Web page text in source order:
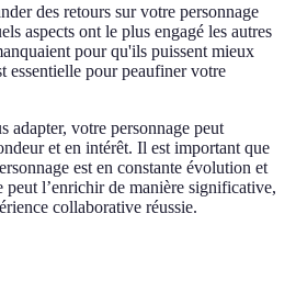
des retours sur votre personnage
aspects ont le plus engagé les autres
pour qu'ils puissent mieux
essentielle pour peaufiner votre
adapter, votre personnage peut
et en intérêt. Il est important que
est en constante évolution et
l’enrichir de manière significative,
collaborative réussie.